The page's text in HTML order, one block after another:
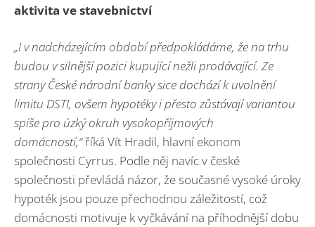
aktivita ve stavebnictví
„I v nadcházejícím období předpokládáme, že na trhu
budou v silnější pozici kupující nežli prodávající. Ze
strany České národní banky sice dochází k uvolnění
limitu DSTI, ovšem hypotéky i přesto zůstávají variantou
spíše pro úzký okruh vysokopříjmových
domácností,“říká Vít Hradil, hlavní ekonom
společnosti Cyrrus. Podle něj navíc v české
společnosti převládá názor, že současné vysoké úroky
hypoték jsou pouze přechodnou záležitostí, což
domácnosti motivuje k vyčkávání na příhodnější dobu